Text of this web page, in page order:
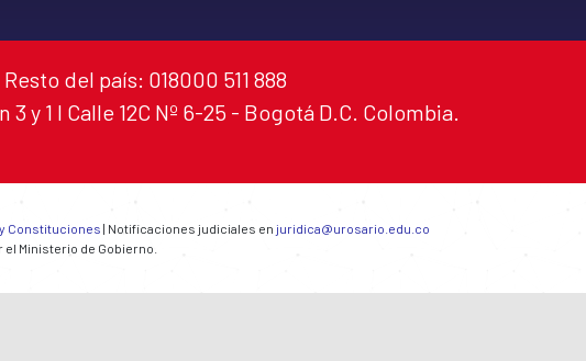
del país: 018000 511 888
y 1 I Calle 12C Nº 6-25 - Bogotá D.C. Colombia.
Constituciones | Notificaciones judiciales en juridica@urosario.edu.co
Ministerio de Gobierno.